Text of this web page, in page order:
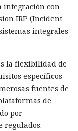
integración con
IRP (Incident
integrales
la flexibilidad de
específicos
fuentes de
de
por
regulados.